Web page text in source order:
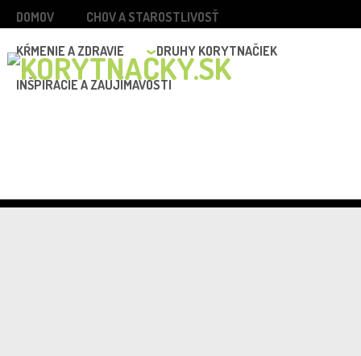
DOMOV CHOV A STAROSTLIVOSŤ
KŔMENIE A ZDRAVIE DRUHY KORYTNAČIEK
INŠPIRÁCIE A ZAUJÍMAVOSTI